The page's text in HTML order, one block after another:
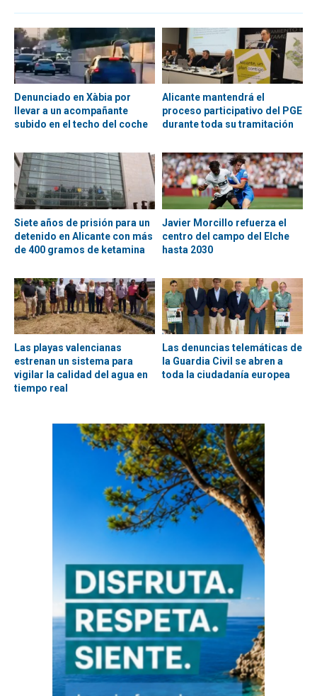
Denunciado en Xàbia por
llevar a un acompañante
subido en el techo del coche
Alicante mantendrá el
proceso participativo del PGE
durante toda su tramitación
Siete años de prisión para un
detenido en Alicante con más
de 400 gramos de ketamina
Javier Morcillo refuerza el
centro del campo del Elche
hasta 2030
Las playas valencianas
estrenan un sistema para
vigilar la calidad del agua en
tiempo real
Las denuncias telemáticas de
la Guardia Civil se abren a
toda la ciudadanía europea